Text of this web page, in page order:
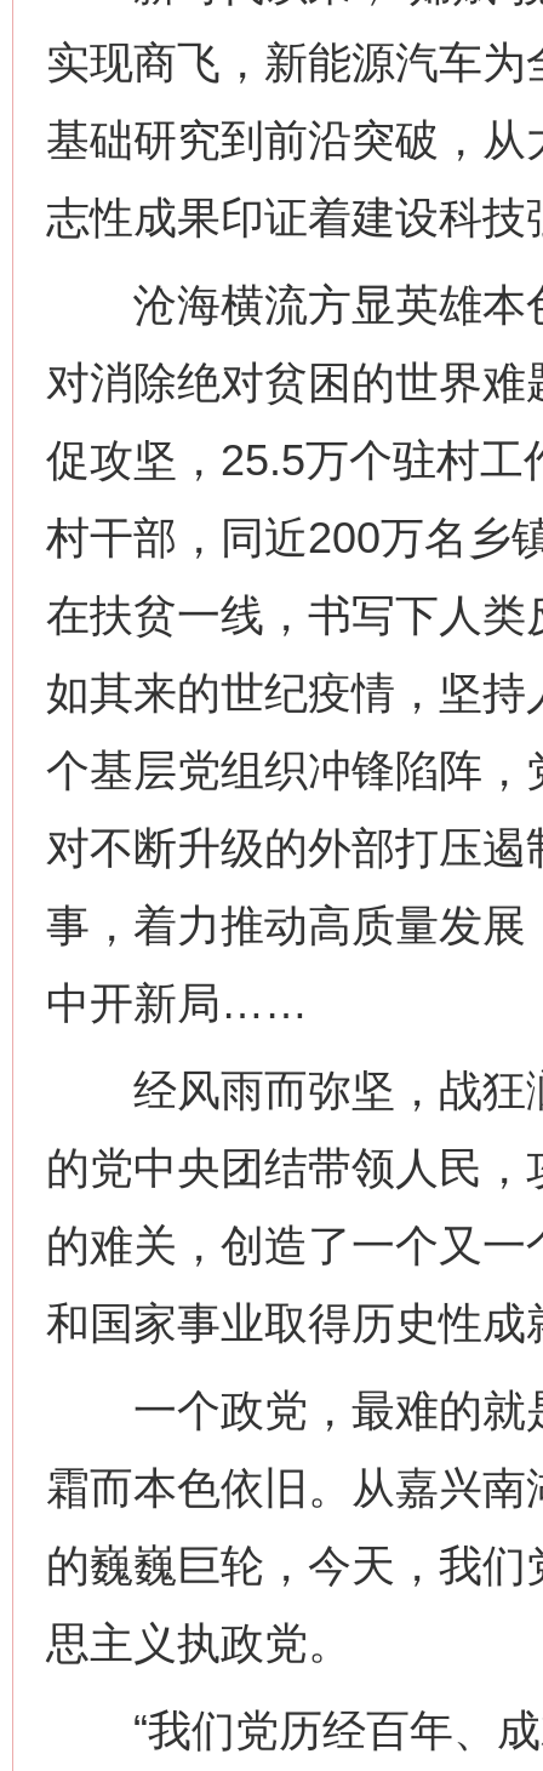
实现商飞，新能源汽车
基础研究到前沿突破，
志性成果印证着建设科
沧海横流方显英雄本
对消除绝对贫困的世界
促攻坚，25.5万个驻村
村干部，同近200万名乡
在扶贫一线，书写下人
如其来的世纪疫情，坚
个基层党组织冲锋陷阵
对不断升级的外部打压
事，着力推动高质量发
中开新局……
经风雨而弥坚，战狂
的党中央团结带领人民
的难关，创造了一个又
和国家事业取得历史性
一个政党，最难的就
霜而本色依旧。从嘉兴
的巍巍巨轮，今天，我
思主义执政党。
“我们党历经百年、成